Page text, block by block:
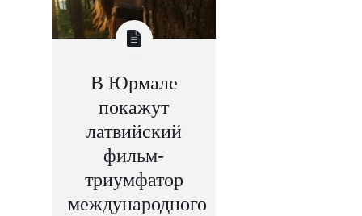
В Юрмале
покажут
латвийский
фильм-
триумфатор
международного